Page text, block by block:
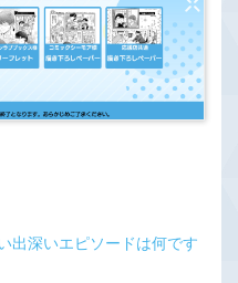
深いエピソードは何です